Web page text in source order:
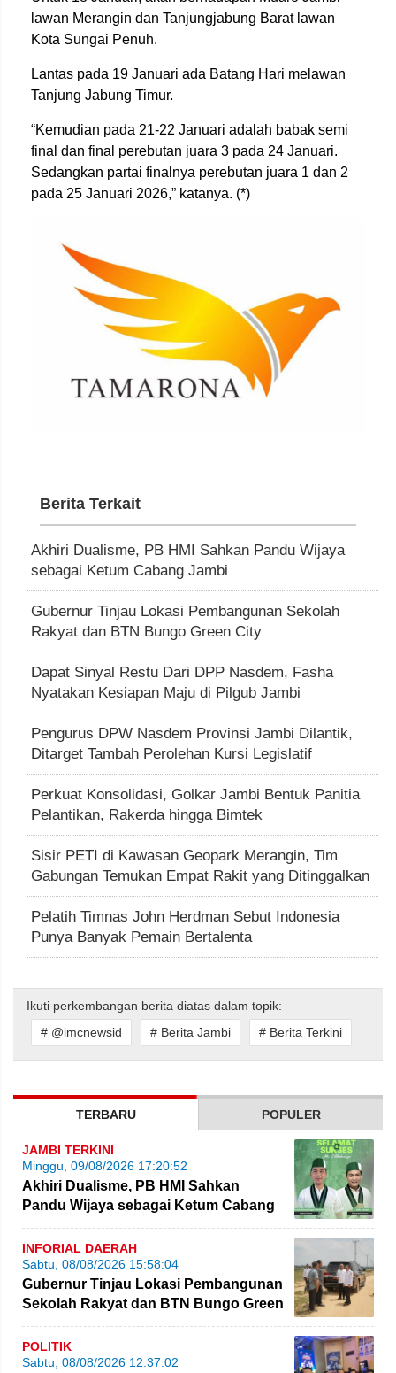
lawan Merangin dan Tanjungjabung Barat lawan
Kota Sungai Penuh.
Lantas pada 19 Januari ada Batang Hari melawan
Tanjung Jabung Timur.
“Kemudian pada 21-22 Januari adalah babak semi
final dan final perebutan juara 3 pada 24 Januari.
Sedangkan partai finalnya perebutan juara 1 dan 2
pada 25 Januari 2026,” katanya. (*)
Berita Terkait
Akhiri Dualisme, PB HMI Sahkan Pandu Wijaya
sebagai Ketum Cabang Jambi
Gubernur Tinjau Lokasi Pembangunan Sekolah
Rakyat dan BTN Bungo Green City
Dapat Sinyal Restu Dari DPP Nasdem, Fasha
Nyatakan Kesiapan Maju di Pilgub Jambi
Pengurus DPW Nasdem Provinsi Jambi Dilantik,
Ditarget Tambah Perolehan Kursi Legislatif
Perkuat Konsolidasi, Golkar Jambi Bentuk Panitia
Pelantikan, Rakerda hingga Bimtek
Sisir PETI di Kawasan Geopark Merangin, Tim
Gabungan Temukan Empat Rakit yang Ditinggalkan
Pelatih Timnas John Herdman Sebut Indonesia
Punya Banyak Pemain Bertalenta
Ikuti perkembangan berita diatas dalam topik:
# @imcnewsid
# Berita Jambi # Berita Terkini
TERBARU POPULER
JAMBI TERKINI
Minggu, 09/08/2026 17:20:52
Akhiri Dualisme, PB HMI Sahkan
Pandu Wijaya sebagai Ketum Cabang
Jambi
INFORIAL DAERAH
Sabtu, 08/08/2026 15:58:04
Gubernur Tinjau Lokasi Pembangunan
Sekolah Rakyat dan BTN Bungo Green
City
POLITIK
Sabtu, 08/08/2026 12:37:02